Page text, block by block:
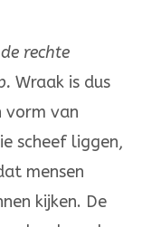
rechte
Wraak is dus
vorm van
scheef liggen,
mensen
kijken. De